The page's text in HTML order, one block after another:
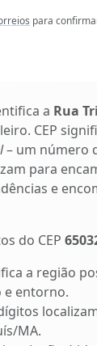
para
a Rua
CEP
– um número
para
e
do CEP
a região
e entorno.
MA.